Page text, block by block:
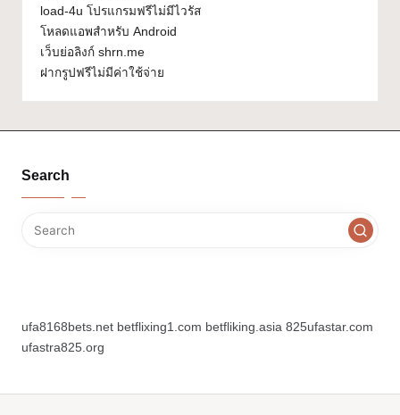
load-4u โปรแกรมฟรีไม่มีไวรัส
โหลดแอพสำหรับ Android
เว็บย่อลิงก์ shrn.me
ฝากรูปฟรีไม่มีค่าใช้จ่าย
Search
ufa8168bets.net betflixing1.com betfliking.asia 825ufastar.com
ufastra825.org